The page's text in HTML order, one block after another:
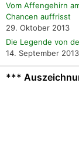
Vom Affengehirn
Chancen auffrisst
29. Oktober 2013
Die Legende von
14. September 2013
***